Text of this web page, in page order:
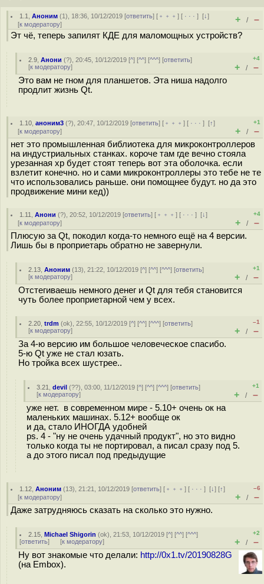
1.1 ,Аноним (1), 18:36, 10/12/2019 [ответить] [ ﹢﹢﹢] [ · · ·][↓]
[к модератору] + / –
Эт чё, теперь запилят КДЕ для маломощных устройств?
2.9 ,Анони (?), 20:45, 10/12/2019 [^] [^^] [^^^] [ответить]
[к модератору]
+4
+ / –
Это вам не гном для планшетов. Эта ниша надолго
продлит жизнь Qt.
1.10 ,аноним3 (?), 20:47, 10/12/2019 [ответить] [ ﹢﹢﹢] [ · · ·][↑]
[к модератору]
+1
+ / –
нет это промышленная библиотека для микроконтроллеров
на индустриальных станках. короче там где вечно стояла
урезанная хр будет стоят теперь вот эта оболочка. если
взлетит конечно. но и сами микроконтроллеры это тебе не те
что использовались раньше. они помощнее будут. но да это
продвижение мини кед))
1.11 ,Анони (?), 20:52, 10/12/2019 [ответить] [ ﹢﹢﹢] [ · · ·][↓]
[к модератору]
+4
+ / –
Плюсую за Qt, покодил когда-то немного ещё на 4 версии.
Лишь бы в проприетарь обратно не завернули.
2.13 ,Аноним (13), 21:22, 10/12/2019 [^] [^^] [^^^] [ответить]
[к модератору]
+1
+ / –
Отстегиваешь немного денег и Qt для тебя становится
чуть более проприетарной чем у всех.
2.20 ,trdm (ok), 22:55, 10/12/2019 [^] [^^] [^^^] [ответить]
[к модератору]
–1
+ / –
За 4-ю версию им большое человеческое спасибо.
5-ю Qt уже не стал юзать.
Но тройка всех шустрее..
3.21 ,devil (??), 03:00, 11/12/2019 [^] [^^] [^^^] [ответить]
[к модератору]
+1
+ / –
уже нет. в современном мире - 5.10+ очень ок на
маленьких машинах. 5.12+ вообще ок
и да, стало ИНОГДА удобней
ps. 4 - "ну не очень удачный продукт", но это видно
только когда ты не портировал, а писал сразу под 5.
а до этого писал под предыдущие
1.12 ,Аноним (13), 21:21, 10/12/2019 [ответить] [ ﹢﹢﹢] [ · · ·][↓] [↑]
[к модератору]
–6
+ / –
Даже затрудняюсь сказать на сколько это нужно.
2.15 ,Michael Shigorin (ok), 21:53, 10/12/2019 [^] [^^] [^^^]
[ответить] [к модератору]
+2
+ / –
Ну вот знакомые что делали: http://0x1.tv/20190828G
(на Embox).